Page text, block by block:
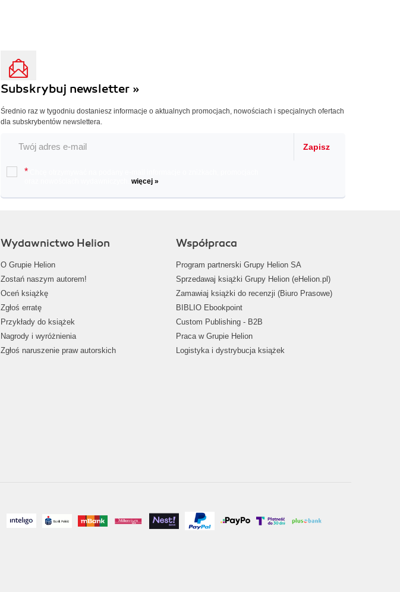
Subskrybuj newsletter »
Średnio raz w tygodniu dostaniesz informacje o aktualnych promocjach, nowościach i specjalnych ofertach
dla subskrybentów newslettera.
Zapisz
*
więcej »
Wydawnictwo Helion
O Grupie Helion
Zostań naszym autorem!
Oceń książkę
Zgłoś erratę
Przykłady do książek
Nagrody i wyróżnienia
Zgłoś naruszenie praw autorskich
Współpraca
Program partnerski Grupy Helion SA
Sprzedawaj książki Grupy Helion (eHelion.pl)
Zamawiaj książki do recenzji (Biuro Prasowe)
BIBLIO Ebookpoint
Custom Publishing - B2B
Praca w Grupie Helion
Logistyka i dystrybucja książek